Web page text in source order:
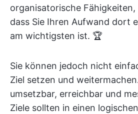
organisatorische
dass Sie Ihren Aufwand dort
am wichtigsten ist. 🏆
Sie können jedoch nicht
Ziel setzen und
umsetzbar, erreichbar und
Ziele sollten in einen